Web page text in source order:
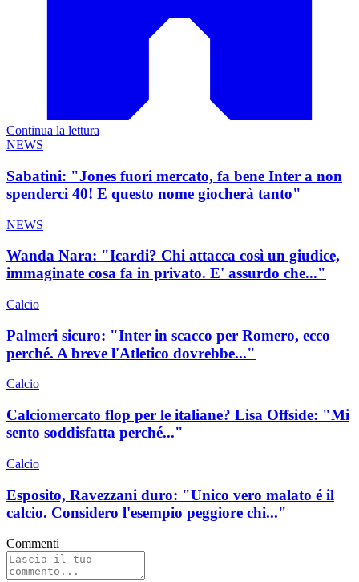
Continua la lettura
NEWS
Sabatini: "Jones fuori mercato, fa bene Inter a non
spenderci 40! E questo nome giocherà tanto"
NEWS
Wanda Nara: "Icardi? Chi attacca così un giudice,
immaginate cosa fa in privato. E' assurdo che..."
Calcio
Palmeri sicuro: "Inter in scacco per Romero, ecco
perché. A breve l'Atletico dovrebbe..."
Calcio
Calciomercato flop per le italiane? Lisa Offside: "Mi
sento soddisfatta perché..."
Calcio
Esposito, Ravezzani duro: "Unico vero malato é il
calcio. Considero l'esempio peggiore chi..."
Commenti